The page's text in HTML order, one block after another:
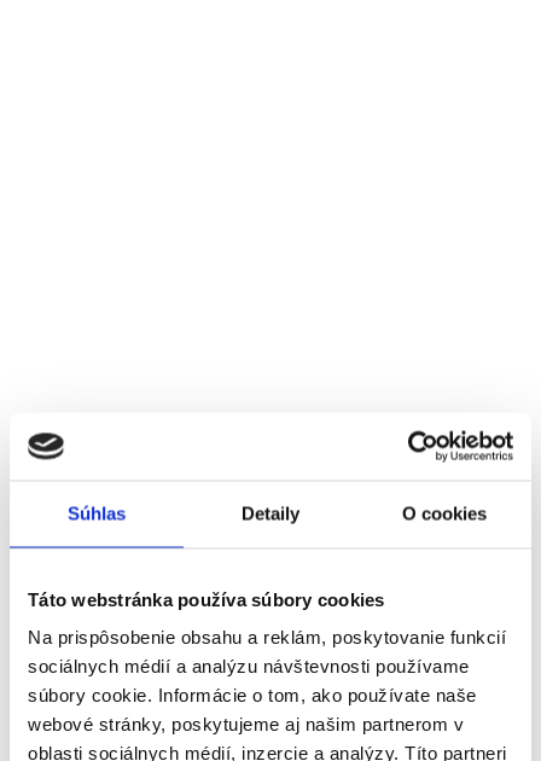
Súhlas Detaily O cookies
Táto webstránka používa súbory cookies
Na prispôsobenie obsahu a reklám, poskytovanie funkcií
sociálnych médií a analýzu návštevnosti používame
súbory cookie. Informácie o tom, ako používate naše
webové stránky, poskytujeme aj našim partnerom v
oblasti sociálnych médií, inzercie a analýzy. Títo partneri